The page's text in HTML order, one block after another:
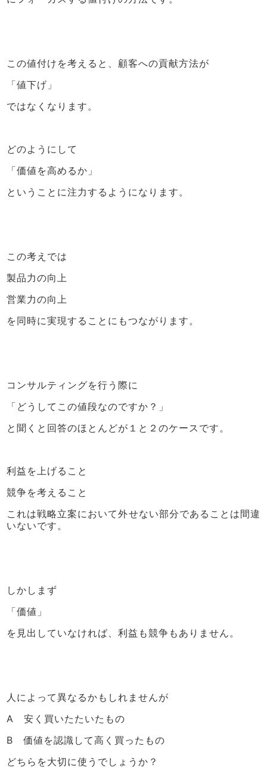
この値付けを考えると、顧客への貢献方法が
「値下げ」
ではなくなります。
どのようにして
「価値を高めるか」
ということに注力するようになります。
この考えでは
製品力の向上
営業力の向上
を同時に実現することにもつながります。
コンサルティングを行う際に
「どうしてこの値段なのですか？」
と聞くと回答のほとんどが１と２のケースです。
利益を上げること
競争を考えること
これは戦略立案において外せない部分であることは間違
いないです。
しかしまず
「価値」
を見出していなければ、利益も競争もありません。
人によって異なるかもしれませんが
A 安く買いたたいたもの
B 価値を認識して高く買ったもの
どちらを大切に使うでしょうか？